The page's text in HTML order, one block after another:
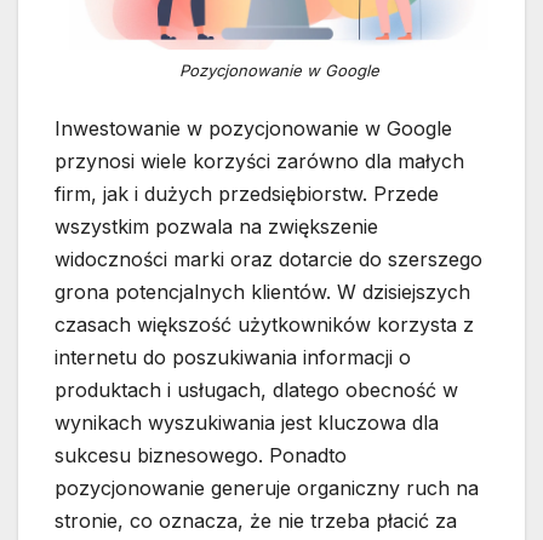
Pozycjonowanie w Google
Inwestowanie w pozycjonowanie w Google
przynosi wiele korzyści zarówno dla małych
firm, jak i dużych przedsiębiorstw. Przede
wszystkim pozwala na zwiększenie
widoczności marki oraz dotarcie do szerszego
grona potencjalnych klientów. W dzisiejszych
czasach większość użytkowników korzysta z
internetu do poszukiwania informacji o
produktach i usługach, dlatego obecność w
wynikach wyszukiwania jest kluczowa dla
sukcesu biznesowego. Ponadto
pozycjonowanie generuje organiczny ruch na
stronie, co oznacza, że nie trzeba płacić za